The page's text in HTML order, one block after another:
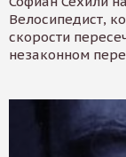
Велосипедист,
скорости
незаконном